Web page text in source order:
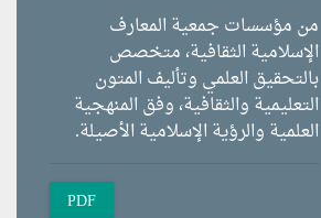
من مؤسسات جمعية المعارف
الإسلامية الثقافية، متخصص
بالتحقيق العلمي وتأليف المتون
التعليمية والثقافية، وفق المنهجية
العلمية والرؤية الإسلامية الأصيلة.
PDF